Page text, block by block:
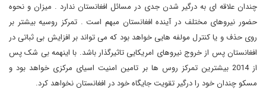
چندان علاقه ای به درگیر شدن جدی در مسائل افغانستان ندارد . میزان و نحوه
حضور نیروهای مختلف در آینده افغانستان مبهم است . تمرکز روسیه بیشتر بر
روی حذف و یا کنترل مولفه هایی خواهد بود که می تواند بر افزایش بی ثباتی در
افغانستان پس از خروج نیروهای امریکایی تاثیرگذار باشد. با اینهمه بی شک پس
از 2014 بیشترین تمرکز روس ها بر تامین امنیت اسیای مرکزی خواهد بود و
مسکو چندان خود را درگیر تقویت جایگاه خود در افغانستان نخواهد کرد.